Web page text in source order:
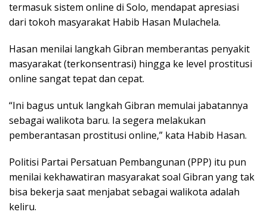
termasuk sistem online di Solo, mendapat apresiasi
dari tokoh masyarakat Habib Hasan Mulachela.
Hasan menilai langkah Gibran memberantas penyakit
masyarakat (terkonsentrasi) hingga ke level prostitusi
online sangat tepat dan cepat.
“Ini bagus untuk langkah Gibran memulai jabatannya
sebagai walikota baru. Ia segera melakukan
pemberantasan prostitusi online,” kata Habib Hasan.
Politisi Partai Persatuan Pembangunan (PPP) itu pun
menilai kekhawatiran masyarakat soal Gibran yang tak
bisa bekerja saat menjabat sebagai walikota adalah
keliru.